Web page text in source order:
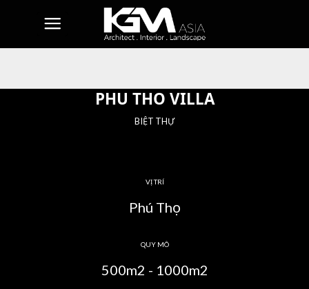
PHU THO VILLA
BIỆT THỰ
VỊ TRÍ
Phú Thọ
QUY MÔ
500m2 - 1000m2